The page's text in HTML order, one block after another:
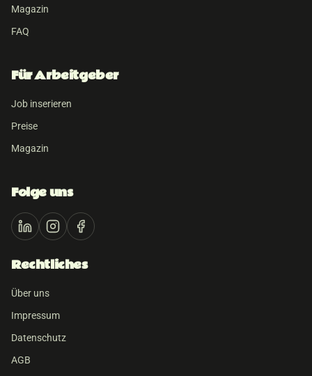
Magazin
FAQ
Für Arbeitgeber
Job inserieren
Preise
Magazin
Folge uns
Rechtliches
Über uns
Impressum
Datenschutz
AGB